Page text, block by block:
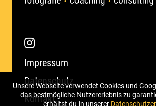
Impressum
Datenschutz
Kontakt
Unsere Webseite verwendet Cookies und
das bestmögliche Nutzererlebnis zu
erhältst du in unserer